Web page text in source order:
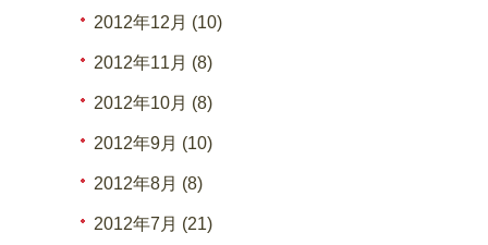
2012年12月 (10)
2012年11月 (8)
2012年10月 (8)
2012年9月 (10)
2012年8月 (8)
2012年7月 (21)